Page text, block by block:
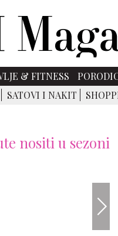
& FITNESS
SATOVI I NAKIT
nositi u sezoni